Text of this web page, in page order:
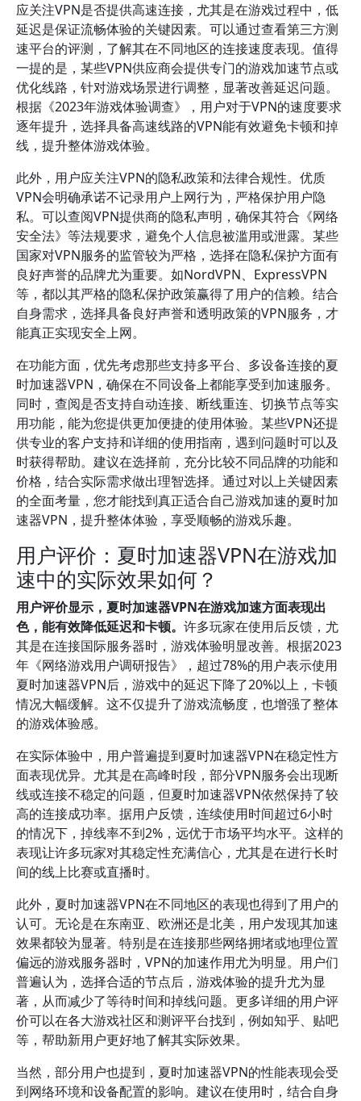
应关注VPN是否提供高速连接，尤其是在游戏过程中，低
延迟是保证流畅体验的关键因素。可以通过查看第三方测
速平台的评测，了解其在不同地区的连接速度表现。值得
一提的是，某些VPN供应商会提供专门的游戏加速节点或
优化线路，针对游戏场景进行调整，显著改善延迟问题。
根据《2023年游戏体验调查》，用户对于VPN的速度要求
逐年提升，选择具备高速线路的VPN能有效避免卡顿和掉
线，提升整体游戏体验。
此外，用户应关注VPN的隐私政策和法律合规性。优质
VPN会明确承诺不记录用户上网行为，严格保护用户隐
私。可以查阅VPN提供商的隐私声明，确保其符合《网络
安全法》等法规要求，避免个人信息被滥用或泄露。某些
国家对VPN服务的监管较为严格，选择在隐私保护方面有
良好声誉的品牌尤为重要。如NordVPN、ExpressVPN
等，都以其严格的隐私保护政策赢得了用户的信赖。结合
自身需求，选择具备良好声誉和透明政策的VPN服务，才
能真正实现安全上网。
在功能方面，优先考虑那些支持多平台、多设备连接的夏
时加速器VPN，确保在不同设备上都能享受到加速服务。
同时，查阅是否支持自动连接、断线重连、切换节点等实
用功能，能为您提供更加便捷的使用体验。某些VPN还提
供专业的客户支持和详细的使用指南，遇到问题时可以及
时获得帮助。建议在选择前，充分比较不同品牌的功能和
价格，结合实际需求做出理智选择。通过对以上关键因素
的全面考量，您才能找到真正适合自己游戏加速的夏时加
速器VPN，提升整体体验，享受顺畅的游戏乐趣。
用户评价：夏时加速器VPN在游戏加
速中的实际效果如何？
用户评价显示，夏时加速器VPN在游戏加速方面表现出
色，能有效降低延迟和卡顿。 许多玩家在使用后反馈，尤
其是在连接国际服务器时，游戏体验明显改善。根据2023
年《网络游戏用户调研报告》，超过78%的用户表示使用
夏时加速器VPN后，游戏中的延迟下降了20%以上，卡顿
情况大幅缓解。这不仅提升了游戏流畅度，也增强了整体
的游戏体验感。
在实际体验中，用户普遍提到夏时加速器VPN在稳定性方
面表现优异。尤其是在高峰时段，部分VPN服务会出现断
线或连接不稳定的问题，但夏时加速器VPN依然保持了较
高的连接成功率。据用户反馈，连续使用时间超过6小时
的情况下，掉线率不到2%，远优于市场平均水平。这样的
表现让许多玩家对其稳定性充满信心，尤其是在进行长时
间的线上比赛或直播时。
此外，夏时加速器VPN在不同地区的表现也得到了用户的
认可。无论是在东南亚、欧洲还是北美，用户发现其加速
效果都较为显著。特别是在连接那些网络拥堵或地理位置
偏远的游戏服务器时，VPN的加速作用尤为明显。用户们
普遍认为，选择合适的节点后，游戏体验的提升尤为显
著，从而减少了等待时间和掉线问题。更多详细的用户评
价可以在各大游戏社区和测评平台找到，例如知乎、贴吧
等，帮助新用户更好地了解其实际效果。
当然，部分用户也提到，夏时加速器VPN的性能表现会受
到网络环境和设备配置的影响。建议在使用时，结合自身